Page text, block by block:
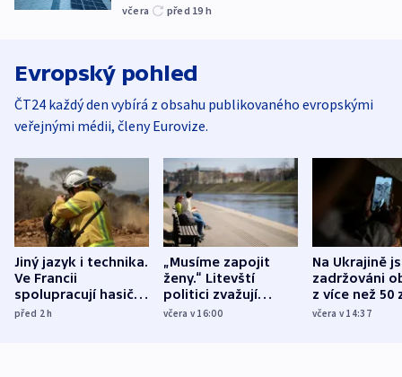
včera před 19 h
Evropský pohled
ČT24 každý den vybírá z obsahu publikovaného evropskými
veřejnými médii, členy Eurovize.
Jiný jazyk i technika.
Ve Francii
spolupracují hasiči z
různých zemí
před 2h
„Musíme zapojit
ženy.“ Litevští
politici zvažují
dohodu o
včera v 16:00
Na Ukrajině
zadržováni
z více než 50
Bojovali na
včera v 14:37